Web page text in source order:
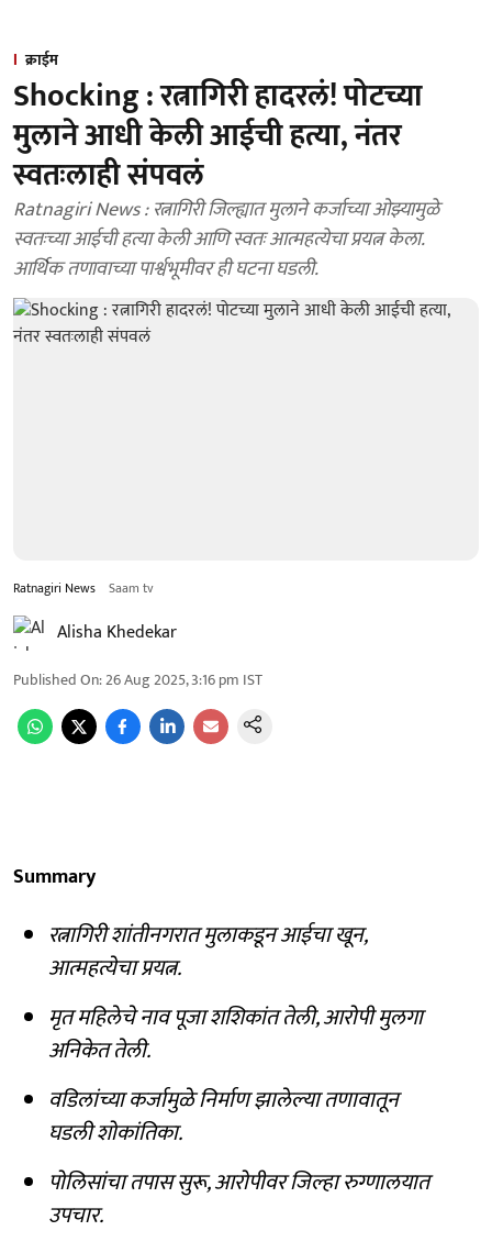
क्राईम
Shocking : रत्नागिरी हादरलं! पोटच्या
मुलाने आधी केली आईची हत्या, नंतर
स्वतःलाही संपवलं
Ratnagiri News : रत्नागिरी जिल्ह्यात मुलाने कर्जाच्या ओझ्यामुळे
स्वतःच्या आईची हत्या केली आणि स्वतः आत्महत्येचा प्रयत्न केला.
आर्थिक तणावाच्या पार्श्वभूमीवर ही घटना घडली.
Ratnagiri News Saam tv
Alisha Khedekar
Published On:26 Aug 2025, 3:16 pm IST
Summary
रत्नागिरी शांतीनगरात मुलाकडून आईचा खून,
आत्महत्येचा प्रयत्न.
मृत महिलेचे नाव पूजा शशिकांत तेली, आरोपी मुलगा
अनिकेत तेली.
वडिलांच्या कर्जामुळे निर्माण झालेल्या तणावातून
घडली शोकांतिका.
पोलिसांचा तपास सुरू, आरोपीवर जिल्हा रुग्णालयात
उपचार.